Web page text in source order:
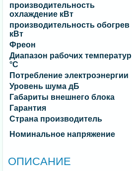
производительность
охлаждение кВт
производительность обогрев
кВт
Фреон
Диапазон рабочих температур
°C
Потребление электроэнергии
Уровень шума дБ
Габариты внешнего блока
Гарантия
Страна производитель
Номинальное напряжение
ОПИСАНИЕ